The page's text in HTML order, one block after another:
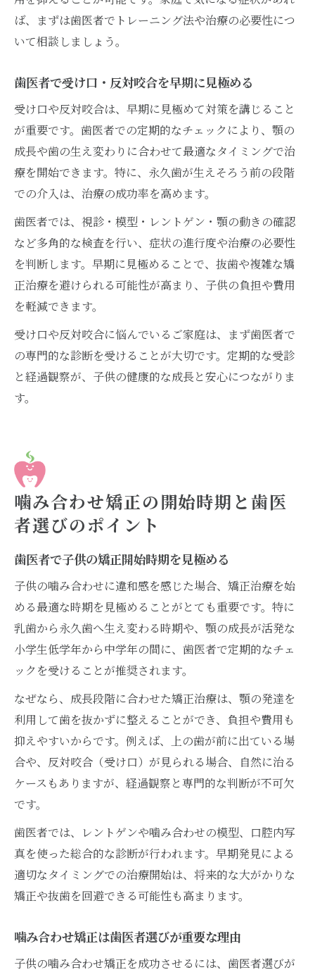
ば、まずは歯医者でトレーニング法や治療の必要性につ
いて相談しましょう。
歯医者で受け口・反対咬合を早期に見極める
受け口や反対咬合は、早期に見極めて対策を講じること
が重要です。歯医者での定期的なチェックにより、顎の
成長や歯の生え変わりに合わせて最適なタイミングで治
療を開始できます。特に、永久歯が生えそろう前の段階
での介入は、治療の成功率を高めます。
歯医者では、視診・模型・レントゲン・顎の動きの確認
など多角的な検査を行い、症状の進行度や治療の必要性
を判断します。早期に見極めることで、抜歯や複雑な矯
正治療を避けられる可能性が高まり、子供の負担や費用
を軽減できます。
受け口や反対咬合に悩んでいるご家庭は、まず歯医者で
の専門的な診断を受けることが大切です。定期的な受診
と経過観察が、子供の健康的な成長と安心につながりま
す。
噛み合わせ矯正の開始時期と歯医
者選びのポイント
歯医者で子供の矯正開始時期を見極める
子供の噛み合わせに違和感を感じた場合、矯正治療を始
める最適な時期を見極めることがとても重要です。特に
乳歯から永久歯へ生え変わる時期や、顎の成長が活発な
小学生低学年から中学年の間に、歯医者で定期的なチェ
ックを受けることが推奨されます。
なぜなら、成長段階に合わせた矯正治療は、顎の発達を
利用して歯を抜かずに整えることができ、負担や費用も
抑えやすいからです。例えば、上の歯が前に出ている場
合や、反対咬合（受け口）が見られる場合、自然に治る
ケースもありますが、経過観察と専門的な判断が不可欠
です。
歯医者では、レントゲンや噛み合わせの模型、口腔内写
真を使った総合的な診断が行われます。早期発見による
適切なタイミングでの治療開始は、将来的な大がかりな
矯正や抜歯を回避できる可能性も高まります。
噛み合わせ矯正は歯医者選びが重要な理由
子供の噛み合わせ矯正を成功させるには、歯医者選びが